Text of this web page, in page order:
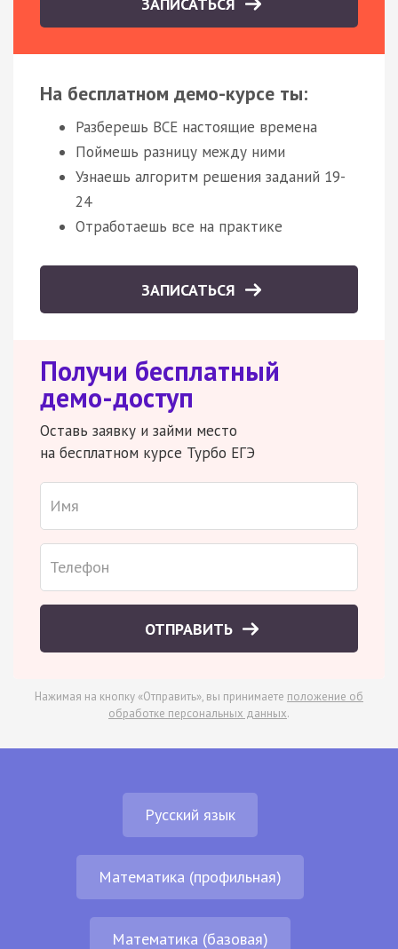
На бесплатном демо-курсе ты:
Разберешь ВСЕ настоящие времена
Поймешь разницу между ними
Узнаешь алгоритм решения заданий 19-
24
Отработаешь все на практике
ЗАПИСАТЬСЯ
Получи бесплатный
демо-доступ
Оставь заявку и займи место
на бесплатном курсе Турбо ЕГЭ
ОТПРАВИТЬ
Нажимая на кнопку «Отправить», вы принимаете положение об
обработке персональных данных.
Русский язык
Математика (профильная)
Математика (базовая)